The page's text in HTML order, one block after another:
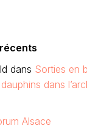
dans Sorties en
dans
Alsace